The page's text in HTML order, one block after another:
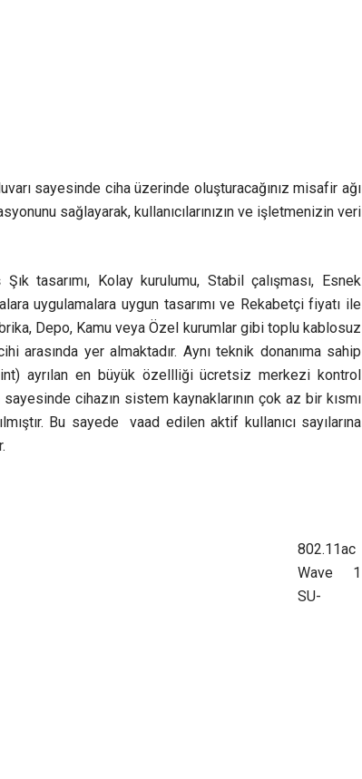
sayesinde ciha üzerinde oluşturacağınız misafir ağı
sağlayarak, kullanıcılarınızın ve işletmenizin veri
tasarımı, Kolay kurulumu, Stabil çalışması, Esnek
uygulamalara uygun tasarımı ve Rekabetçi fiyatı ile
Depo, Kamu veya Özel kurumlar gibi toplu kablosuz
arasında yer almaktadır. Aynı teknik donanıma sahip
ayrılan en büyük özellliği ücretsiz merkezi kontrol
sayesinde cihazın sistem kaynaklarının çok az bir kısmı
Bu sayede vaad edilen aktif kullanıcı sayılarına
802.11ac
Wave 1
SU-